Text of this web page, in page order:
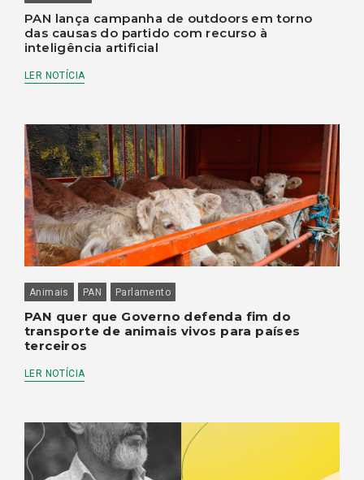
PAN lança campanha de outdoors em torno
das causas do partido com recurso à
inteligência artificial
LER NOTÍCIA
Animais PAN Parlamento
PAN quer que Governo defenda fim do
transporte de animais vivos para países
terceiros
LER NOTÍCIA